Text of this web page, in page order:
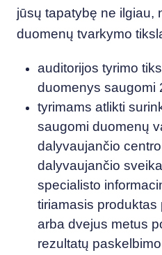
jūsų tapatybę ne ilgiau,
duomenų tvarkymo
auditorijos tyrimo
duomenys saugomi
tyrimams atlikti
saugomi duomenų
dalyvaujančio
dalyvaujančio
specialisto
tiriamasis produktas
arba dvejus metus
rezultatų